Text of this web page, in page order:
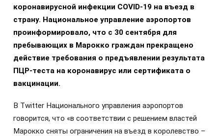
коронавирусной инфекции COVID-19 на въезд в
страну. Национальное управление аэропортов
проинформировало, что с 30 сентября для
пребывающих в Марокко граждан прекращено
действие требования о предъявлении результата
ПЦР-теста на коронавирус или сертификата о
вакцинации.
В Twitter Национального управления аэропортов
говорится, что «в соответствии с решением властей
Марокко сняты ограничения на въезд в королевство –